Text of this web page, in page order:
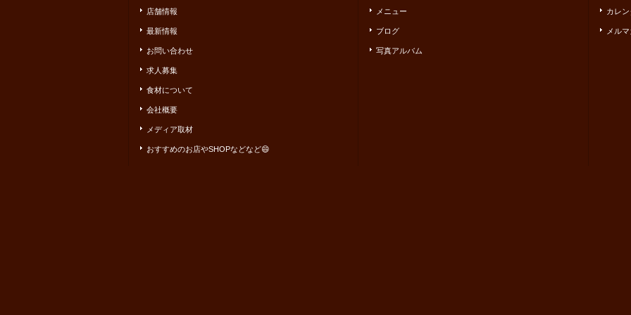
店舗情報
最新情報
お問い合わせ
求人募集
食材について
会社概要
メディア取材
おすすめのお店やSHOPなどなど😄
メニュー
ブログ
写真アルバム
カレ
メル